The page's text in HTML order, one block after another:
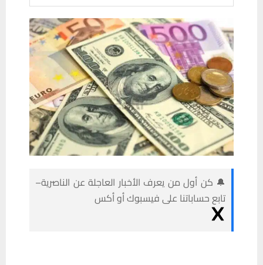
🔔 كن أول من يعرف الأخبار العاجلة عن الناصرية–
تابع حساباتنا على فيسبوك أو أكس